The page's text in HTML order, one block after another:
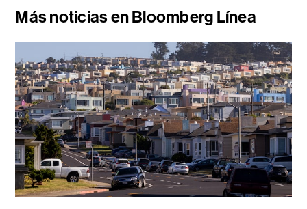
Más noticias en Bloomberg Línea